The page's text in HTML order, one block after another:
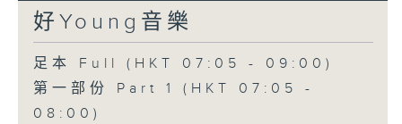
好Young音樂
足本 Full (HKT 07:05 - 09:00)
第一部份 Part 1 (HKT 07:05 -
08:00)